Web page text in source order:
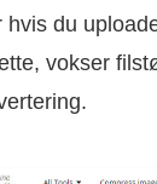
du
vokser